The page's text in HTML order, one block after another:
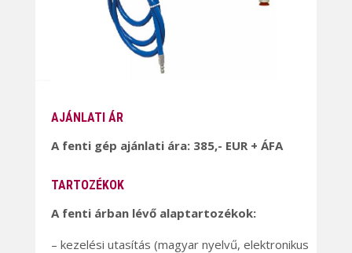
AJÁNLATI ÁR
A fenti gép ajánlati ára: 385,- EUR + ÁFA
TARTOZÉKOK
A fenti árban lévő alaptartozékok:
– kezelési utasítás (magyar nyelvű, elektronikus